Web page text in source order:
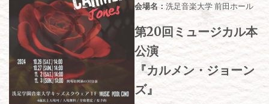
会場名： 洗足音楽大学 前田ホール
第20回ミュージカル本
公演
『カルメン・ジョーン
ズ』